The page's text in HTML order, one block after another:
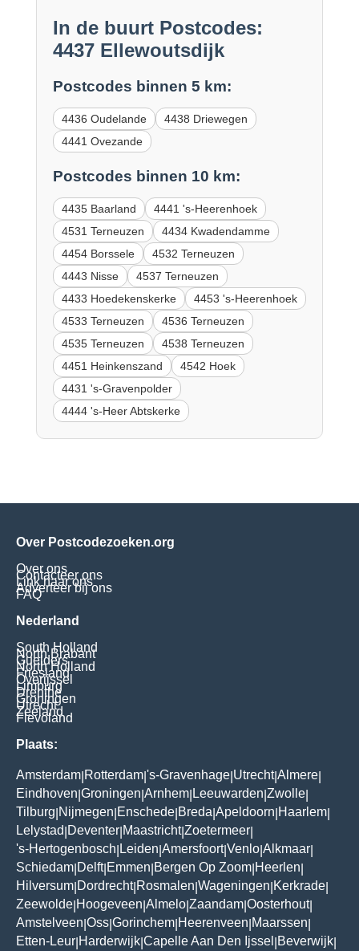
In de buurt Postcodes:
4437 Ellewoutsdijk
Postcodes binnen 5 km:
4436 Oudelande
4438 Driewegen
4441 Ovezande
Postcodes binnen 10 km:
4435 Baarland
4441 's-Heerenhoek
4531 Terneuzen
4434 Kwadendamme
4454 Borssele
4532 Terneuzen
4443 Nisse
4537 Terneuzen
4433 Hoedekenskerke
4453 's-Heerenhoek
4533 Terneuzen
4536 Terneuzen
4535 Terneuzen
4538 Terneuzen
4451 Heinkenszand
4542 Hoek
4431 's-Gravenpolder
4444 's-Heer Abtskerke
Over Postcodezoeken.org
Over ons
Contacteer ons
Link naar ons
Adverteer bij ons
FAQ
Nederland
South Holland
North Brabant
Guelders
North Holland
Friesland
Overijssel
Limburg
Drenthe
Groningen
Utrecht
Zeeland
Flevoland
Plaats:
Amsterdam Rotterdam 's-Gravenhage Utrecht|Almere
Eindhoven Groningen Arnhem Leeuwarden Zwolle
Tilburg Nijmegen Enschede Breda Apeldoorn Haarlem
Lelystad Deventer Maastricht|Zoetermeer
's-Hertogenbosch Leiden Amersfoort|Venlo Alkmaar
Schiedam Delft| Emmen Bergen Op Zoom Heerlen
Hilversum Dordrecht| Rosmalen Wageningen Kerkrade
Zeewolde Hoogeveen Almelo Zaandam Oosterhout|
Amstelveen Oss Gorinchem Heerenveen Maarssen
Etten-Leur Harderwijk Capelle Aan Den Ijssel Beverwijk